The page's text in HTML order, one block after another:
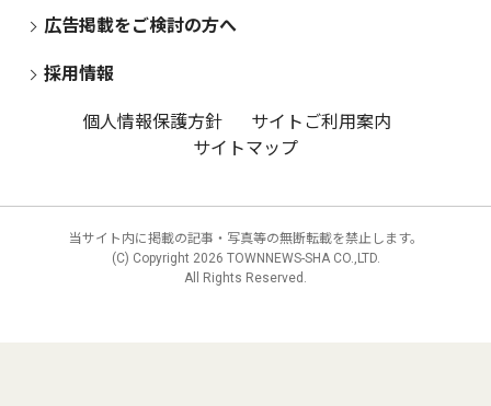
広告掲載をご検討の方へ
採用情報
個人情報保護方針
サイトご利用案内
サイトマップ
当サイト内に掲載の記事・写真等の無断転載を禁止します。
(C) Copyright 2026 TOWNNEWS-SHA CO.,LTD.
All Rights Reserved.